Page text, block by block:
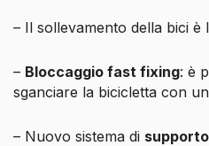
– Il sollevamento della bici è
– Bloccaggio fast fixing: è
sganciare la bicicletta con
– Nuovo sistema di